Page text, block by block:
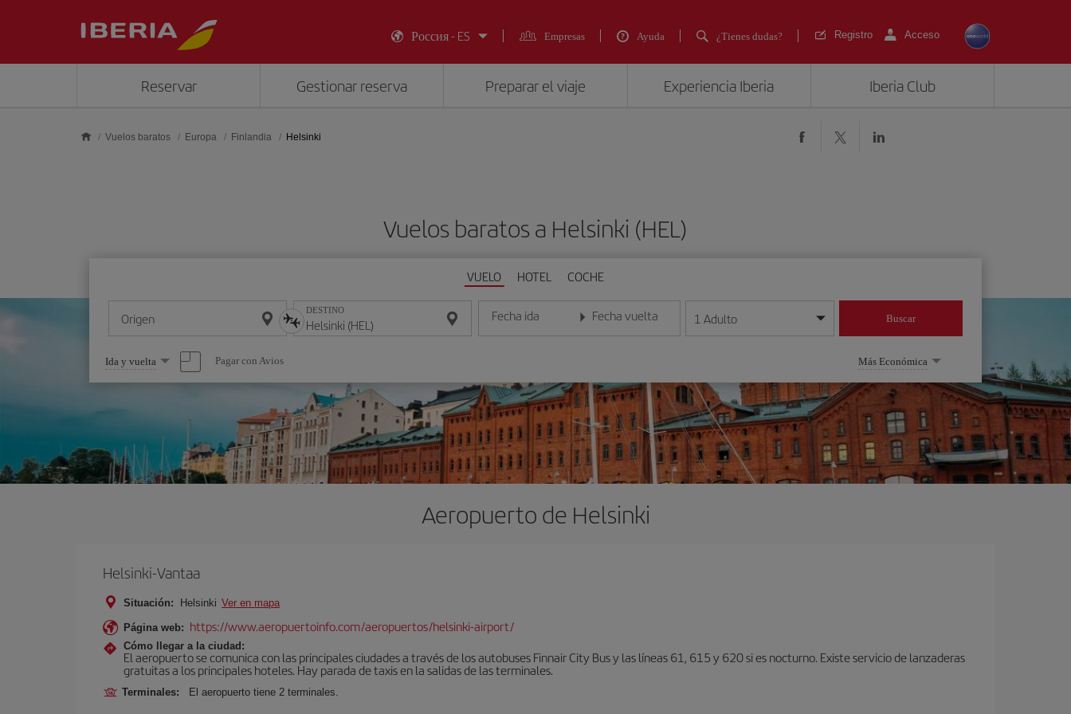
Россия - ES
Empresas Ayuda ¿Tienes dudas? Registro Acceso
Reservar Gestionar reserva Preparar el viaje Experiencia Iberia Iberia Club
Vuelos baratos Europa Finlandia Helsinki
Vuelos baratos a Helsinki (HEL)
VUELO HOTEL COCHE
Origen DESTINO Fecha ida
Introduce la fecha en formato día/mes/año
Fecha vuelta
Introduce la fecha en formato día/mes/año
1 Adulto Buscar
Seleccione
una
opción
Ida y vuelta Pagar con Avios Más Económica
Aeropuerto de Helsinki
Helsinki-Vantaa
Situación: Helsinki Ver en mapa
Página web: https://www.aeropuertoinfo.com/aeropuertos/helsinki-airport/
Cómo llegar a la ciudad:
El aeropuerto se comunica con las principales ciudades a través de los autobuses Finnair City Bus y las líneas 61, 615 y 620 si es nocturno. Existe servicio de lanzaderas
gratuitas a los principales hoteles. Hay parada de taxis en la salidas de las terminales.
Terminales: El aeropuerto tiene 2 terminales.